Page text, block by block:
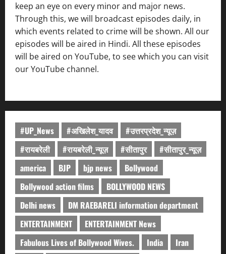
keep an eye on every minor and major news.
Through this, we will broadcast episodes daily, in
which events related to crime will be shown. All our
episodes will be aired in Hindi. All these episodes
will be aired on YouTube, to see which you can visit
our YouTube channel.
#UP_News #अखिलेश_यादव
#उत्तरप्रदेश_न्यूज़
#रायबरेली
#रायबरेली_न्यूज़ #सीतापुर
#सीतापुर_न्यूज़
america
BJP bjp news
Bollywood
Bollywood action films
BOLLYWOOD NEWS
Delhi news
DM RAEBARELI information department
ENTERTAINMENT
ENTERTAINMENT News
Fabulous Lives of Bollywood Wives.
India
Iran